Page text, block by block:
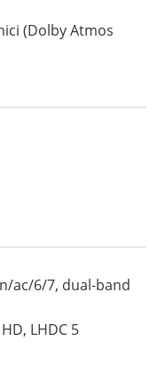
(Dolby Atmos
ac/6/7, dual-band
LHDC 5